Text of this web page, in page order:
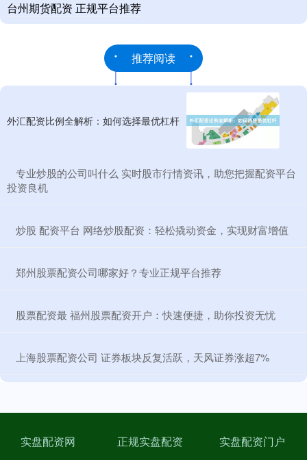
台州期货配资 正规平台推荐
推荐阅读
外汇配资比例全解析：如何选择最优杠杆
​专业炒股的公司叫什么 实时股市行情资讯，助您把握配资平台
投资良机
​炒股 配资平台 网络炒股配资：轻松撬动资金，实现财富增值
​郑州股票配资公司哪家好？专业正规平台推荐
​股票配资最 福州股票配资开户：快速便捷，助你投资无忧
​上海股票配资公司 证券板块反复活跃，天风证券涨超7%
实盘配资网 正规实盘配资 实盘配资门户